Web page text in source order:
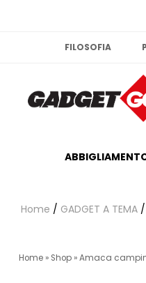
FILOSOFIA
Home / GADGET A TEMA /
Home » Shop »Amaca